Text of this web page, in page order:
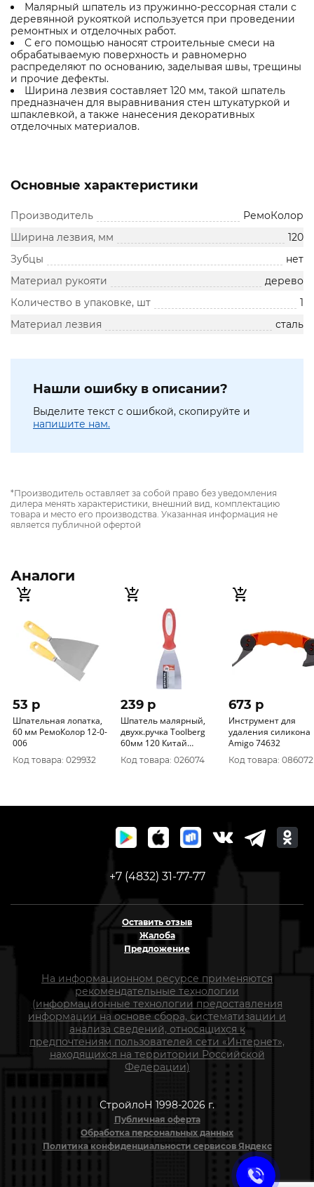
Малярный шпатель из пружинно-рессорная стали с
деревянной рукояткой используется при проведении
ремонтных и отделочных работ.
С его помощью наносят строительные смеси на
обрабатываемую поверхность и равномерно
распределяют по основанию, заделывая швы, трещины
и прочие дефекты.
Ширина лезвия составляет 120 мм, такой шпатель
предназначен для выравнивания стен штукатуркой и
шпаклевкой, а также нанесения декоративных
отделочных материалов.
Основные характеристики
Производитель
РемоКолор
Ширина лезвия, мм
120
Зубцы
нет
Материал рукояти
дерево
Количество в упаковке, шт
1
Материал лезвия
сталь
Нашли ошибку в описании?
Выделите текст с ошибкой, скопируйте и
напишите нам.
*Производитель оставляет за собой право без уведомления
дилера менять характеристики, внешний вид, комплектацию
товара и место его производства. Указанная информация не
является публичной офертой
Аналоги
53 p
Шпательная лопатка,
60 мм РемоКолор 12-0-
006
Код товара: 029932
239 p
Шпатель малярный,
двухк.ручка Toolberg
60мм 120 Китай
1203006
Код товара: 026074
673 p
Инструмент для
удаления силикона
Amigo 74632
Код товара: 086072
+7 (4832) 31-77-77
Оставить отзыв
Жалоба
Предложение
На информационном ресурсе применяются
рекомендательные технологии
(информационные технологии предоставления
информации на основе сбора, систематизации и
анализа сведений, относящихся к
предпочтениям пользователей сети «Интернет»,
находящихся на территории Российской
Федерации)
СтройлоН 1998-2026 г.
Публичная оферта
Обработка персональных данных
Политика конфиденциальности сервисов Яндекс